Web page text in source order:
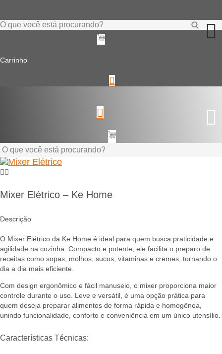
o
Pesquisar
Carrinho
Pesquisar
...
Mixer Elétrico – Ke Home
Descrição
O Mixer Elétrico da Ke Home é ideal para quem busca praticidade e
agilidade na cozinha. Compacto e potente, ele facilita o preparo de
receitas como sopas, molhos, sucos, vitaminas e cremes, tornando o
dia a dia mais eficiente.
Com design ergonômico e fácil manuseio, o mixer proporciona maior
controle durante o uso. Leve e versátil, é uma opção prática para
quem deseja preparar alimentos de forma rápida e homogênea,
unindo funcionalidade, conforto e conveniência em um único utensílio.
Características Técnicas: